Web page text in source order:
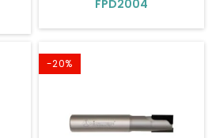
FPD2004
-20%